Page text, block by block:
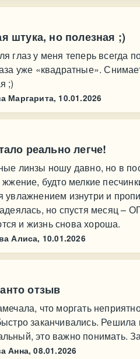
штука, но полезная ;)
глаз у меня теперь всегда
уже «квадратные».
;)
Маргарита, 10.01.2026
реально легче!
линзы ношу давно, но в
жжение, будто мелкие
увлажнением изнутри и
но спустя месяц –
и жизнь снова хороша.
Алиса, 10.01.2026
отзыв
что моргать
заканчивались.
это важно понимать.
Анна, 08.01.2026